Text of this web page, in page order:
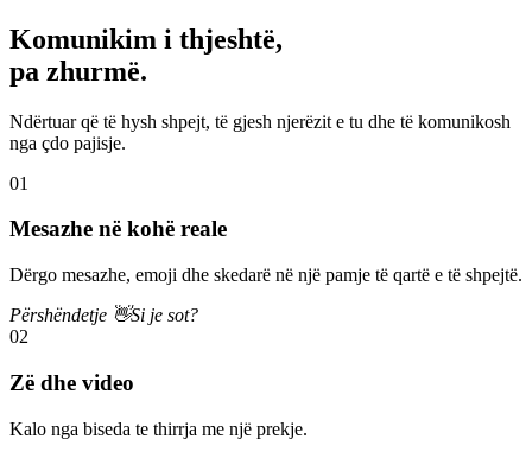
Komunikim i thjeshtë,
pa zhurmë.
Ndërtuar që të hysh shpejt, të gjesh njerëzit e tu dhe të komunikosh
nga çdo pajisje.
01
Mesazhe në kohë reale
Dërgo mesazhe, emoji dhe skedarë në një pamje të qartë e të shpejtë.
Përshëndetje 👋Si je sot?
02
Zë dhe video
Kalo nga biseda te thirrja me një prekje.